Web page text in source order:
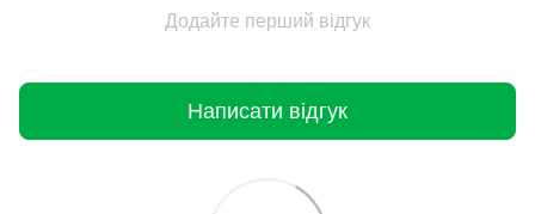
Додайте перший відгук
Написати відгук